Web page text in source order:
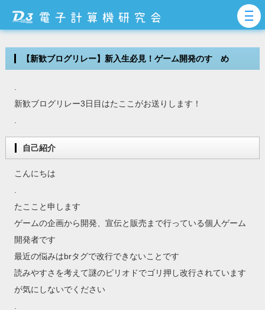
【新歓ブログリレー】新入生必見！ゲーム開発のすゝめ
新歓ブログリレー3日目はたここがお送りします！
自己紹介
こんにちは
たここと申します
ゲームの企画から開発、宣伝と販売まで行っている個人ゲーム
開発者です
最近の悩みはbrタグで改行できないことです
読みやすさを考えて謎のピリオドでゴリ押し改行されています
が気にしないでください